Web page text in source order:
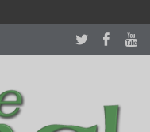
command with
to our
perfectwatches.is
customer